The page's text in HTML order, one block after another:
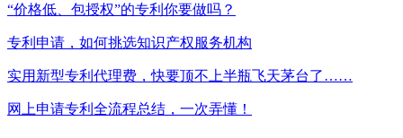
“价格低、包授权”的专利你要做吗？
专利申请，如何挑选知识产权服务机构
实用新型专利代理费，快要顶不上半瓶飞天茅台了……
网上申请专利全流程总结，一次弄懂！